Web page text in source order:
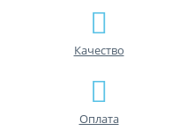
Качество
Оплата